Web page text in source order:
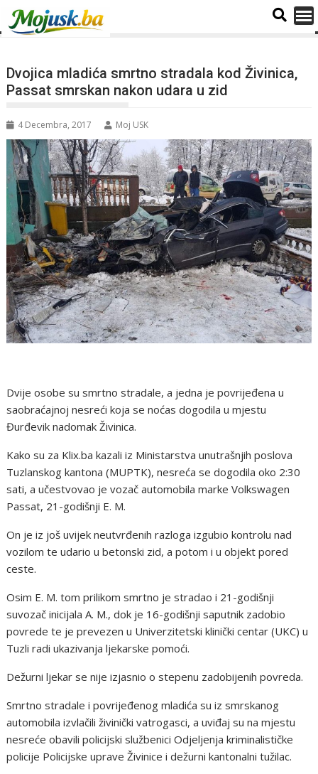
Dvojica mladića smrtno stradala kod Živinica,
Passat smrskan nakon udara u zid
4 Decembra, 2017 Moj USK
Dvije osobe su smrtno stradale, a jedna je povrijeđena u
saobraćajnoj nesreći koja se noćas dogodila u mjestu
Đurđevik nadomak Živinica.
Kako su za Klix.ba kazali iz Ministarstva unutrašnjih poslova
Tuzlanskog kantona (MUPTK), nesreća se dogodila oko 2:30
sati, a učestvovao je vozač automobila marke Volkswagen
Passat, 21-godišnji E. M.
On je iz još uvijek neutvrđenih razloga izgubio kontrolu nad
vozilom te udario u betonski zid, a potom i u objekt pored
ceste.
Osim E. M. tom prilikom smrtno je stradao i 21-godišnji
suvozač inicijala A. M., dok je 16-godišnji saputnik zadobio
povrede te je prevezen u Univerzitetski klinički centar (UKC) u
Tuzli radi ukazivanja ljekarske pomoći.
Dežurni ljekar se nije izjasnio o stepenu zadobijenih povreda.
Smrtno stradale i povrijeđenog mladića su iz smrskanog
automobila izvlačili živinički vatrogasci, a uviđaj su na mjestu
nesreće obavili policijski službenici Odjeljenja kriminalističke
policije Policijske uprave Živinice i dežurni kantonalni tužilac.